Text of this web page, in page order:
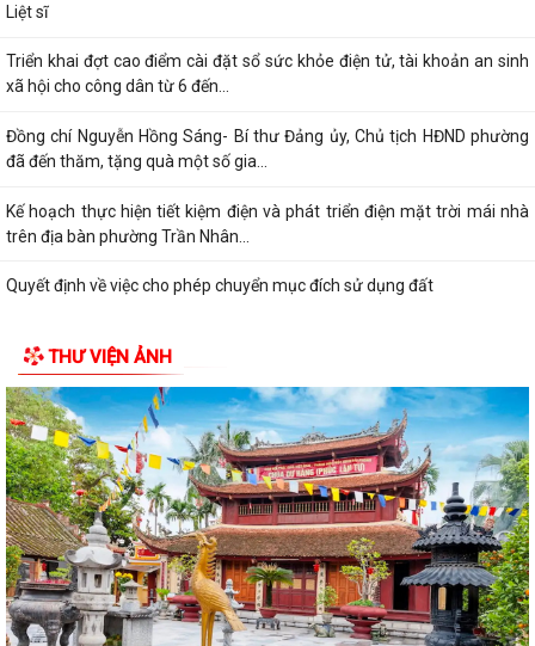
Liệt sĩ
Triển khai đợt cao điểm cài đặt sổ sức khỏe điện tử, tài khoản an sinh
xã hội cho công dân từ 6 đến...
Đồng chí Nguyễn Hồng Sáng- Bí thư Đảng ủy, Chủ tịch HĐND phường
đã đến thăm, tặng quà một số gia...
Kế hoạch thực hiện tiết kiệm điện và phát triển điện mặt trời mái nhà
trên địa bàn phường Trần Nhân...
Quyết định về việc cho phép chuyển mục đích sử dụng đất
định kỳ, khám sàng lọc miễn...
Hội nghị giao ban cụm Thường trực Đảng ủy phụ trách triển khai
nhiệm vụ quý III năm 2026
Hội nghị triển khai Kế hoạch tổ chức Hội trại Thanh thiếu nhi phường
Trần Nhân Tông năm 2026
UBND phường tổ chức hội nghị triển khai công tác sản xuất vụ Mùa
năm 2026 và công tác phòng, chống...
Hoàng Gián long trọng tổ chức Lễ công bố Nghị quyết thành lập Tổ dân
THƯ VIỆN ẢNH